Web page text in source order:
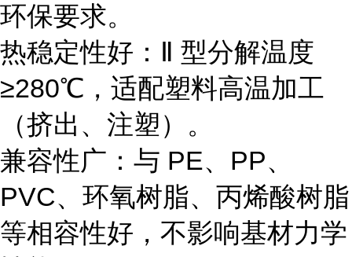
环保要求。
热稳定性好：Ⅱ 型分解温度
≥280℃，适配塑料高温加工
（挤出、注塑）。
兼容性广：与 PE、PP、
PVC、环氧树脂、丙烯酸树脂
等相容性好，不影响基材力学